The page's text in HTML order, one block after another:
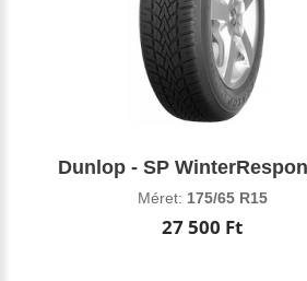
Dunlop - SP
Méret: 175/65 R15
27 500 Ft